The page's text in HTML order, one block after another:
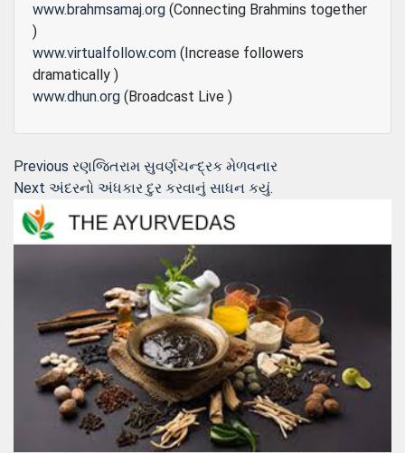
www.brahmsamaj.org (Connecting Brahmins together
)
www.virtualfollow.com (Increase followers
dramatically )
www.dhun.org (Broadcast Live )
Post
navigation
Previous Previous
post:
રણજિતરામ સુવર્ણચન્દ્રક મેળવનાર
Next Next
અંદરનો અંધકાર દુર કરવાનું સાધન કયું.